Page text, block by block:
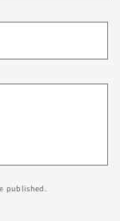
published.